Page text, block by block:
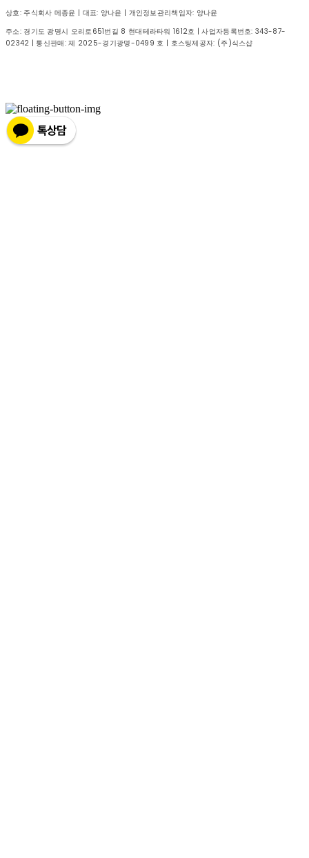
상호: 주식회사 메종윤 | 대표: 양나윤 | 개인정보관리책임자: 양나윤
주소: 경기도 광명시 오리로651번길 8 현대테라타워 1612호 | 사업자등록번호:343-87-
02342 | 통신판매:제 2025-경기광명-0499 호 | 호스팅제공자: (주)식스샵